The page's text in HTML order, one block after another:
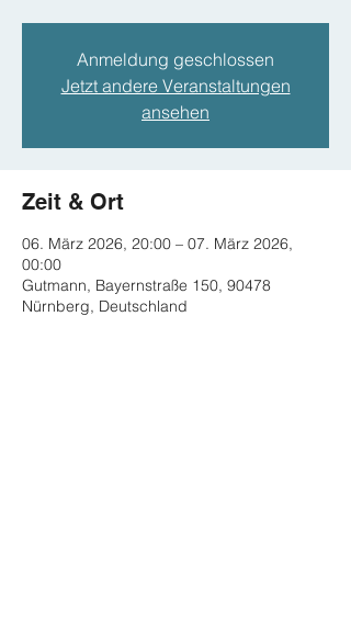
Anmeldung geschlossen
Jetzt andere Veranstaltungen
ansehen
Zeit & Ort
06. März 2026, 20:00 – 07. März 2026,
00:00
Gutmann, Bayernstraße 150, 90478
Nürnberg, Deutschland